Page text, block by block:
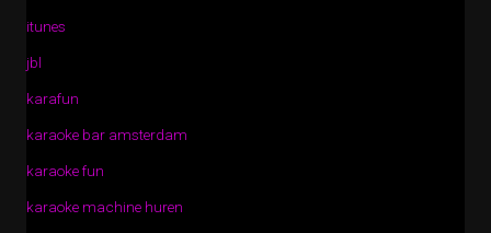
itunes
jbl
karafun
karaoke bar amsterdam
karaoke fun
karaoke machine huren